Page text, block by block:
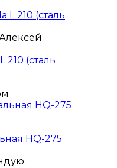
210 (сталь
HQ-275